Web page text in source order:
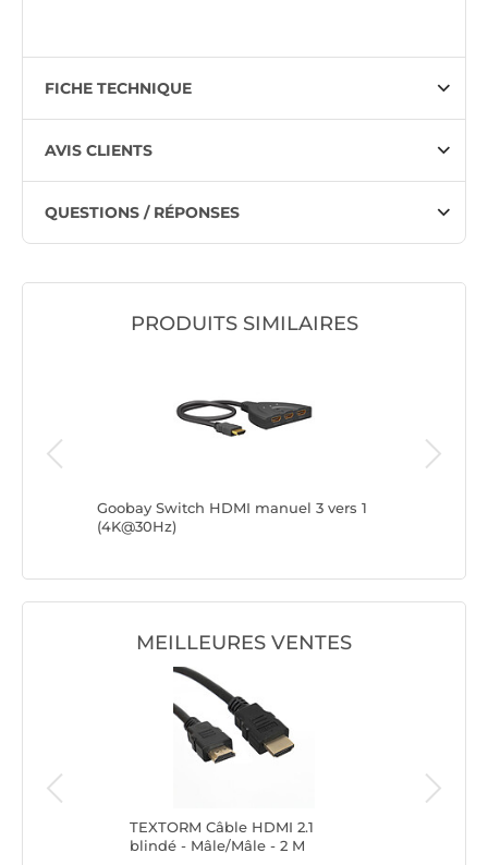
FICHE TECHNIQUE
AVIS CLIENTS
QUESTIONS / RÉPONSES
PRODUITS SIMILAIRES
Goobay Switch HDMI manuel 3 vers 1
(4K@30Hz)
MEILLEURES VENTES
TEXTORM Câble HDMI 2.1
blindé - Mâle/Mâle - 2 M